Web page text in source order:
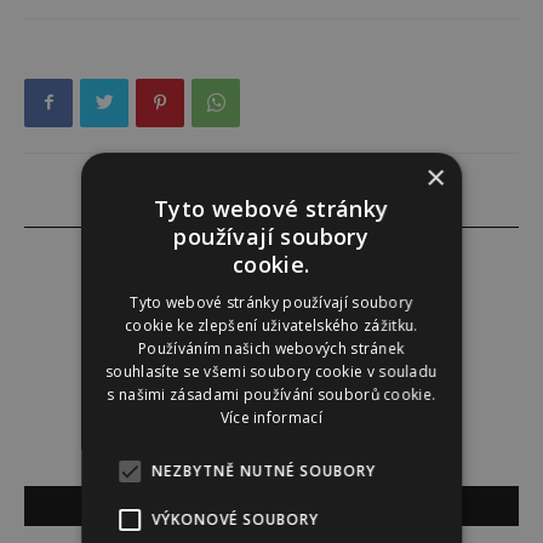
Lucie Šáleová
SOUVISEJÍCÍ ČLÁNKY
×
Tyto webové stránky
používají soubory
cookie.
Tyto webové stránky používají soubory
cookie ke zlepšení uživatelského zážitku.
Používáním našich webových stránek
souhlasíte se všemi soubory cookie v souladu
s našimi zásadami používání souborů cookie.
Více informací
NEZBYTNĚ NUTNÉ SOUBORY
VÝKONOVÉ SOUBORY